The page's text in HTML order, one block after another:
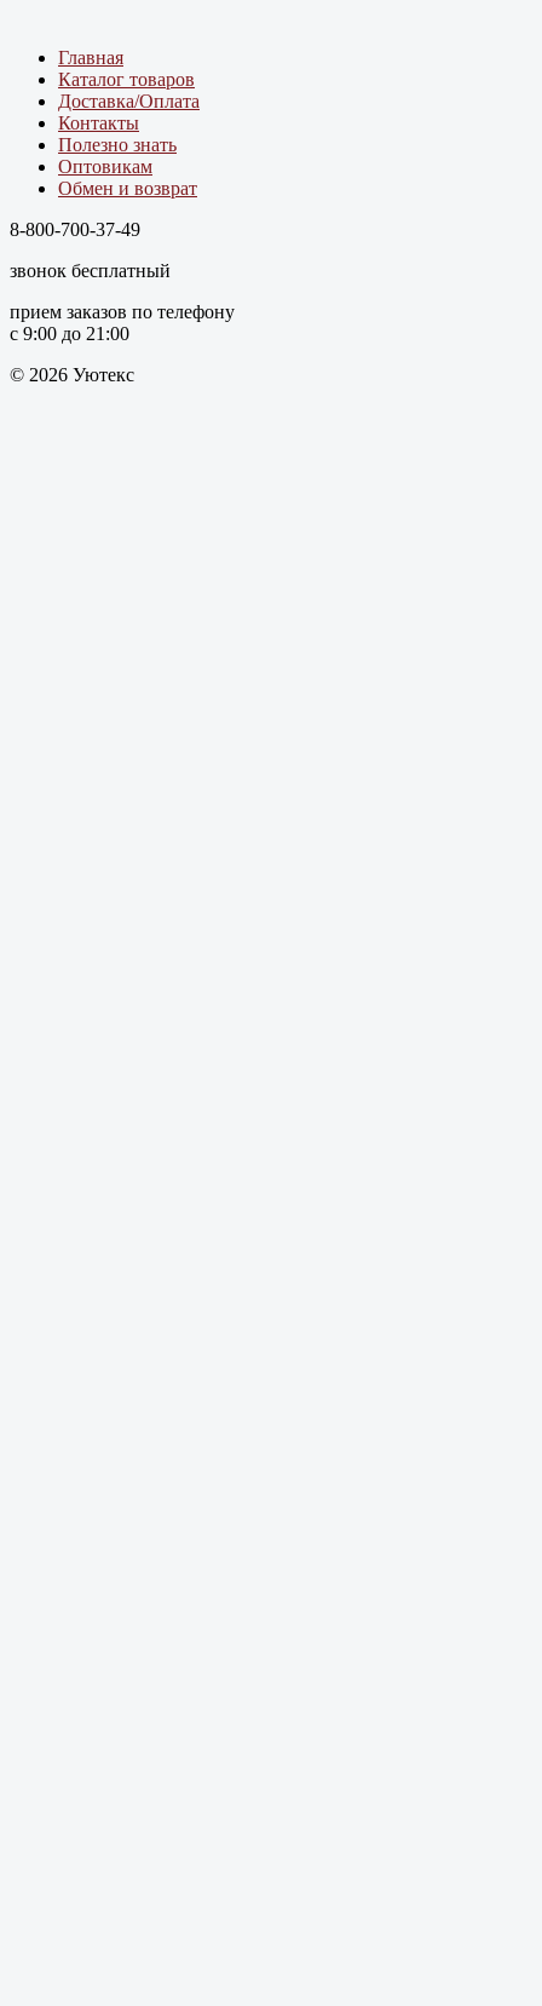
Главная
Каталог товаров
Доставка/Оплата
Контакты
Полезно знать
Оптовикам
Обмен и возврат
8-800-700-37-49
звонок бесплатный
прием заказов по телефону
с 9:00 до 21:00
© 2026 Уютекс